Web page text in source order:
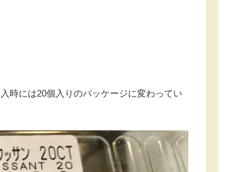
時には20個入りのパッケージに変わってい